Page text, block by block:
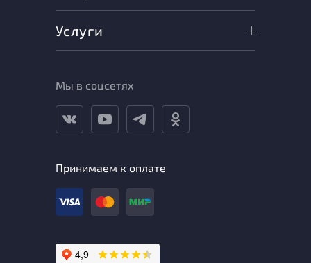
Услуги
Мы в соцсетях
Принимаем к оплате